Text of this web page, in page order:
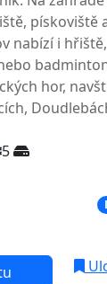
pískoviště
nabízí i
hor,
5